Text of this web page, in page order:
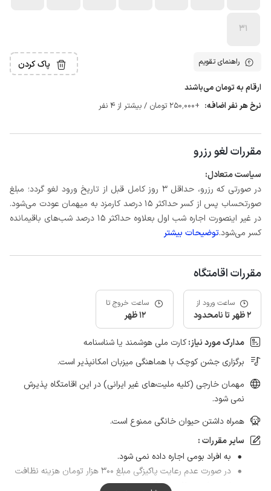
31
راهنمای تقویم پاک کردن
ارقام به تومان می‌باشند
نرخ هر نفر اضافه: +250٬000 تومان / بیشتر از 4 نفر
مقررات لغو رزرو
سیاست متعادل:
در صورتی که رزرو، حداقل 3 روز کامل قبل از تاریخ ورود لغو گردد؛ مبلغ
صورتحساب پس از کسر حداکثر 15 درصد کارمزد به میهمان عودت می‌شود.
در غیر اینصورت اجاره شب اول بعلاوه حداکثر 15 درصد شب‌های باقیمانده
کسر می‌شود.توضیحات بیشتر
مقررات اقامتگاه
ساعت ورود از
2 ظهر تا نامحدود
ساعت خروج تا
12 ظهر
مدارک مورد نیاز:کارت ملی هوشمند یا شناسنامه
برگزاری جشن کوچک با هماهنگی میزبان امکانپذیر است.
مهمان خارجی (کلیه ملیت‌های غیر ایرانی) در این اقامتگاه پذیرش
نمی شود.
همراه داشتن حیوان خانگی ممنوع است.
سایر مقررات :
به افراد بومی اجاره داده نمی شود.
در صورت عدم رعایت پاکیزگی مبلغ 300 هزار تومان هزینه نظافت
از مهمان دریافت می گردد.